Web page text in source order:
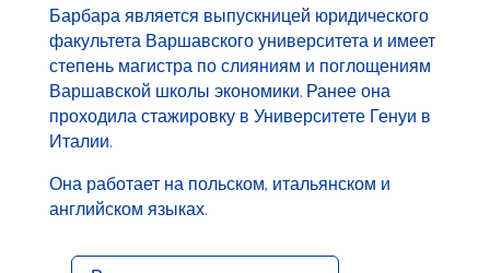
Барбара является выпускницей юридического
факультета Варшавского университета и имеет
степень магистра по слияниям и поглощениям
Варшавской школы экономики. Ранее она
проходила стажировку в Университете Генуи в
Италии.
Она работает на польском, итальянском и
английском языках.